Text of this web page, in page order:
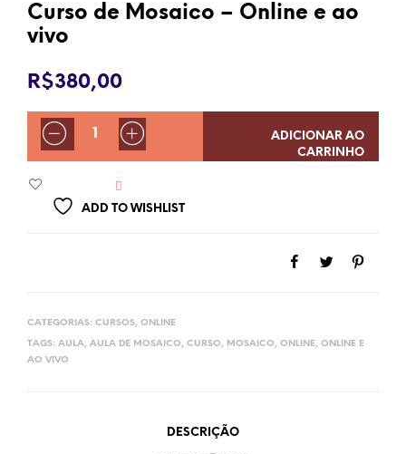
Curso de Mosaico – Online e ao
vivo
R$380,00
QUANTIDADE
ADICIONAR AO
CARRINHO
ADD TO WISHLIST
CATEGORIAS: CURSOS, ONLINE
TAGS: AULA, AULA DE MOSAICO, CURSO, MOSAICO, ONLINE, ONLINE E
AO VIVO
DESCRIÇÃO